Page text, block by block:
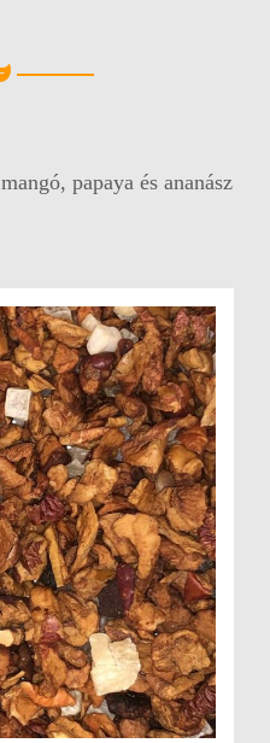
papaya és ananász